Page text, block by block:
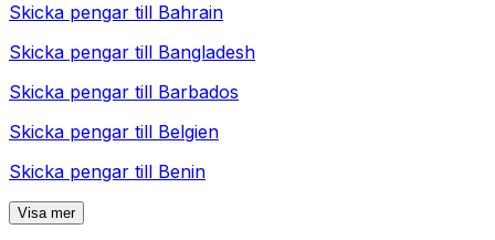
Skicka pengar till Bahrain
Skicka pengar till Bangladesh
Skicka pengar till Barbados
Skicka pengar till Belgien
Skicka pengar till Benin
Visa mer